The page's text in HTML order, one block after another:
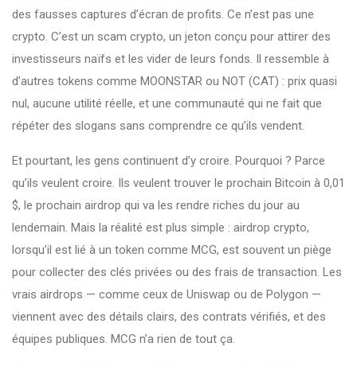
des fausses captures d’écran de profits. Ce n’est pas une
crypto. C’est un scam crypto, un jeton conçu pour attirer des
investisseurs naïfs et les vider de leurs fonds. Il ressemble à
d’autres tokens comme MOONSTAR ou NOT (CAT) : prix quasi
nul, aucune utilité réelle, et une communauté qui ne fait que
répéter des slogans sans comprendre ce qu’ils vendent.
Et pourtant, les gens continuent d’y croire. Pourquoi ? Parce
qu’ils veulent croire. Ils veulent trouver le prochain Bitcoin à 0,01
$, le prochain airdrop qui va les rendre riches du jour au
lendemain. Mais la réalité est plus simple : airdrop crypto,
lorsqu’il est lié à un token comme MCG, est souvent un piège
pour collecter des clés privées ou des frais de transaction. Les
vrais airdrops — comme ceux de Uniswap ou de Polygon —
viennent avec des détails clairs, des contrats vérifiés, et des
équipes publiques. MCG n’a rien de tout ça.